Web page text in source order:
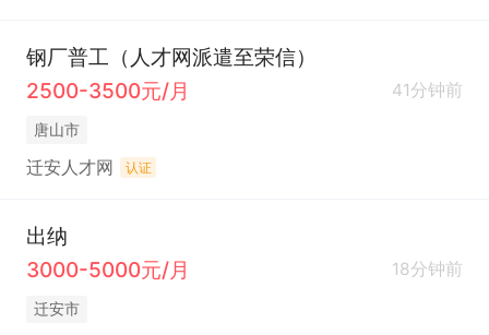
钢厂普工（人才网派遣至荣信）
2500-3500元/月
41分钟前
唐山市
迁安人才网 认证
出纳
3000-5000元/月
18分钟前
迁安市